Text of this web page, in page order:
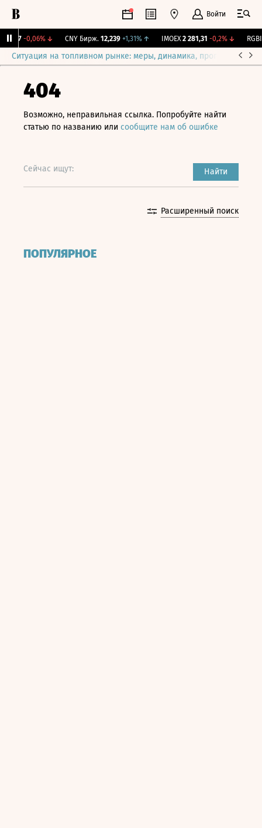
Войти
-0,06%↓ CNY Бирж. 12,239 +1,31% ↑ IMOEX 2 281,31 -0,2%↓
Ситуация на топливном рынке: меры, динамика, прогнозы
404
Возможно, неправильная ссылка. Попробуйте найти
статью по названию или сообщите нам об ошибке
Сейчас ищут: Найти
Расширенный поиск
ПОПУЛЯРНОЕ